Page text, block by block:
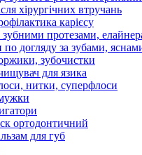
хірургічних втручань
карієсу
зубними протезами,
по догляду за зубами,
зубочистки
для язика
нитки, суперфлоси
ортодонтичний
для губ